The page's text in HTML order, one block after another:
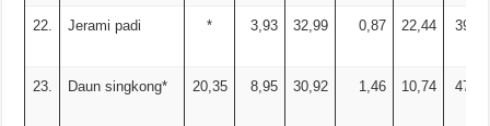
22. Jerami padi * 3,93 32,99 0,87 22,44 39,77
23. Daun singkong* 20,35 8,95 30,92 1,46 10,74 47,93